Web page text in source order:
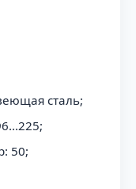
сталь;
50;